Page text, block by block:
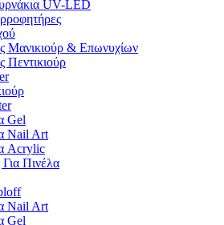
UV-LED
Μανικιούρ & Επωνυχίων
Πεντικιούρ
Gel
Nail Art
Acrylic
Πινέλα
Nail Art
Gel